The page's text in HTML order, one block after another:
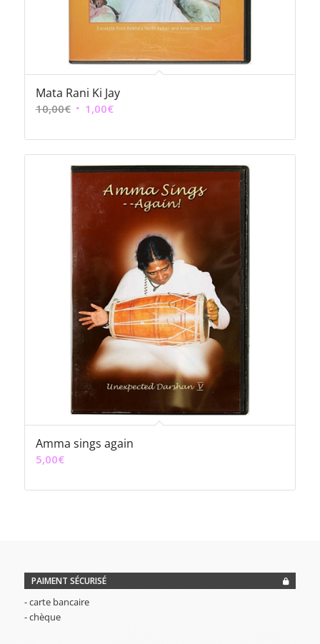
Mata Rani Ki Jay
10,00€ Le
initial
était :
10,00€.
1,00€Le
actuel
est :
1,00€.
Amma sings again
5,00€
PAIMENT SÉCURISÉ
- carte bancaire
- chèque